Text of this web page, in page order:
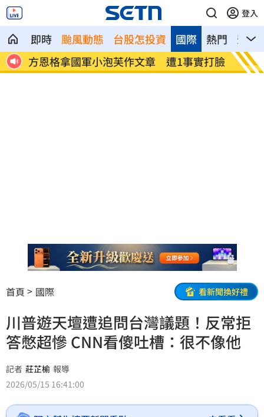
登入
即時 颱風動態 台股怎投資 熱門 影音
國際
方恩格拿國軍小泡芙作文章 遭1事實打臉
陳韻
知
首頁 國際 看新聞換好禮
川普遊天壇遭追問台灣議題！反常拒
答憋超慘 CNN看傻吐槽：很不像他
記者 莊芷榆 報導
2026/05/15 16:41:00